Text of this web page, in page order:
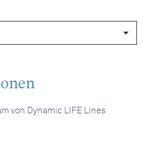
von Dynamic LIFE Lines